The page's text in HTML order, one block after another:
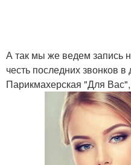
А так мы же ведем запись
честь последних звонков
Парикмахерская "Для